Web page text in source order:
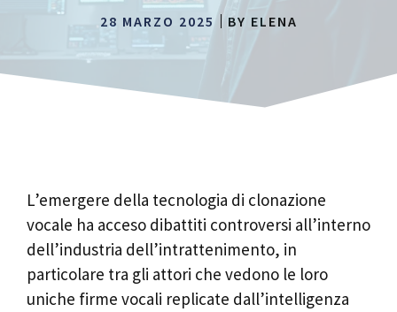
28 MARZO 2025 BY ELENA
L’emergere della tecnologia di clonazione
vocale ha acceso dibattiti controversi all’interno
dell’industria dell’intrattenimento, in
particolare tra gli attori che vedono le loro
uniche firme vocali replicate dall’intelligenza